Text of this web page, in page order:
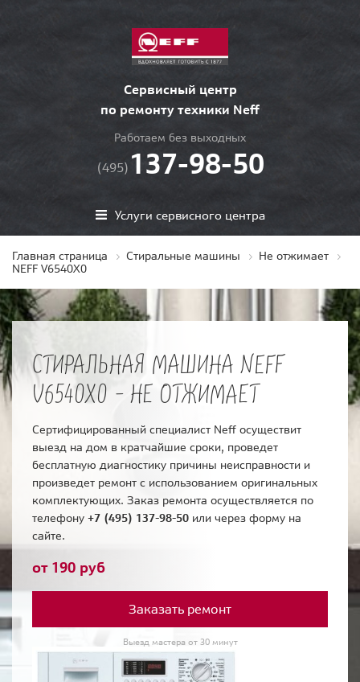
Сервисный центр
по ремонту техники Neff
Работаем без выходных
(495) 137-98-50
Услуги сервисного центра
Главная страница Стиральные машины
Не отжимает
NEFF V6540X0
СТИРАЛЬНАЯ МАШИНА NEFF
V6540X0 - НЕ ОТЖИМАЕТ
Сертифицированный специалист Neff осуществит
выезд на дом в кратчайшие сроки, проведет
бесплатную диагностику причины неисправности и
произведет ремонт с использованием оригинальных
комплектующих. Заказ ремонта осуществляется по
телефону +7 (495) 137-98-50 или через форму на
сайте.
от 190 руб
Заказать ремонт
Выезд мастера от 30 минут